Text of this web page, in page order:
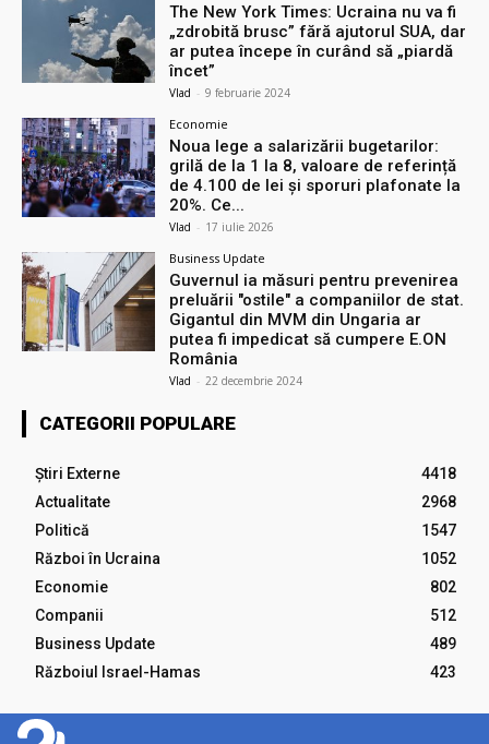
The New York Times: Ucraina nu va fi
„zdrobită brusc” fără ajutorul SUA, dar
ar putea începe în curând să „piardă
încet”
Vlad - 9 februarie 2024
Economie
Noua lege a salarizării bugetarilor:
grilă de la 1 la 8, valoare de referință
de 4.100 de lei și sporuri plafonate la
20%. Ce...
Vlad - 17 iulie 2026
Business Update
Guvernul ia măsuri pentru prevenirea
preluării ″ostile″ a companiilor de stat.
Gigantul din MVM din Ungaria ar
putea fi impedicat să cumpere E.ON
România
Vlad - 22 decembrie 2024
CATEGORII POPULARE
Știri Externe
4418
Actualitate
2968
Politică
1547
Război în Ucraina
1052
Economie
802
Companii
512
Business Update
489
Războiul Israel-Hamas
423